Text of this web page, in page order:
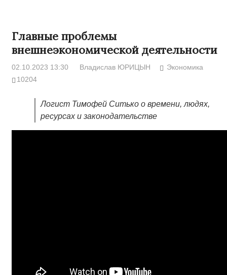
Главные проблемы
внешнеэкономической деятельности
02.10.2023 13:30 Владислав ЮРИЦЫН
Экономика
10204
Логист Тимофей Ситько о времени, людях,
ресурсах и законодательстве